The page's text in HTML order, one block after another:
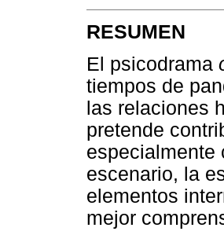
RESUMEN
El psicodrama
tiempos de
las relaciones
pretende
especialmente
escenario, la
elementos
mejor